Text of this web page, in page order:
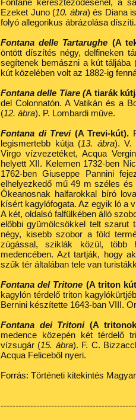
Fontane kereszteződésénél, a
Ezeket Juno (10. ábra) és Diana
folyó allegorikus ábrázolása díszíti.
Fontana delle Tartarughe (A
öntött díszítés négy, delfineken
segítenek bemászni a kút táljába
kút közelében volt az 1882-ig
Fontana delle Tiare (A tiarák
del Colonnatón. A Vatikán és a
(12. ábra). P. Lombardi műve.
Fontana di Trevi (A Trevi-kút).
legismertebb kútja (13. ábra). V.
Virgo vízvezetéket, Acqua
helyett XII. Kelemen 1732-ben
1762-ben Giuseppe Pannini
elhelyezkedő mű 49 m széles
Ókeanosnak halfarokkal bíró
kísért kagylófogata. Az egyik ló a
A két, oldalsó falfülkében álló
előbbi gyümölcsökkel telt
négy, kisebb szobor a föld
zúgással, sziklák közül,
medencében. Azt tartják, hogy
szűk tér általában tele van
Fontana del Tritone (A triton
kagylón térdelő triton
Bernini készítette 1643-ban VIII.
Fontana dei Tritoni(A
medence közepén két térdelő
vízsugár (15. ábra). F. C.
Acqua Feliceből nyeri.
Forrás: Történeti kitekintés